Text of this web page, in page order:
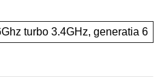
turbo 3.4GHz, generatia 6